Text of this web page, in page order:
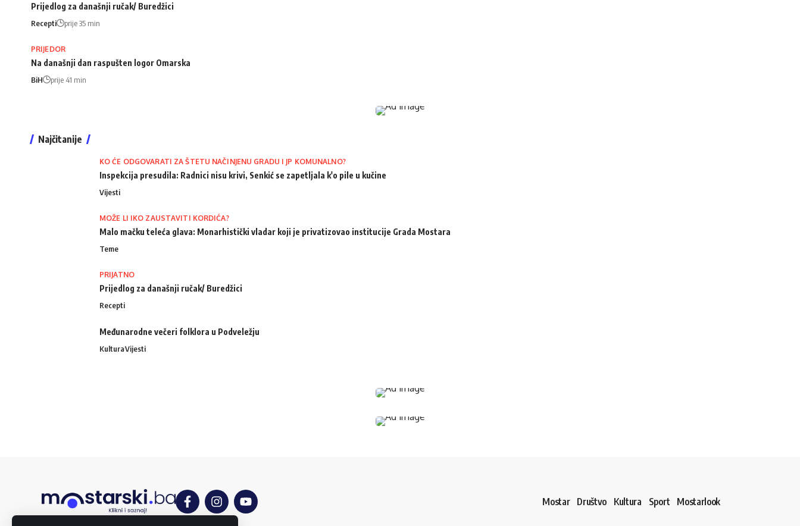
Prijedlog za današnji ručak/ Buredžici
Recepti prije 35 min
PRIJEDOR
Na današnji dan raspušten logor Omarska
BiH prije 41 min
Najčitanije
KO ĆE ODGOVARATI ZA ŠTETU NAČINJENU GRADU I JP KOMUNALNO?
Inspekcija presudila: Radnici nisu krivi, Senkić se zapetljala k'o pile u kučine
Vijesti
MOŽE LI IKO ZAUSTAVITI KORDIĆA?
Malo mačku teleća glava: Monarhistički vladar koji je privatizovao institucije Grada Mostara
Teme
PRIJATNO
Prijedlog za današnji ručak/ Buredžici
Recepti
Međunarodne večeri folklora u Podveležju
KulturaVijesti
Mostar Društvo Kultura Sport Mostarlook